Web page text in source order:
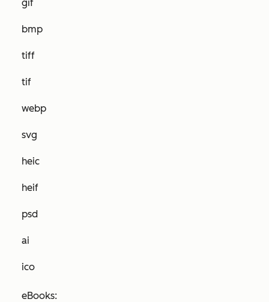
gif
bmp
tiff
tif
webp
svg
heic
heif
psd
ai
ico
eBooks: